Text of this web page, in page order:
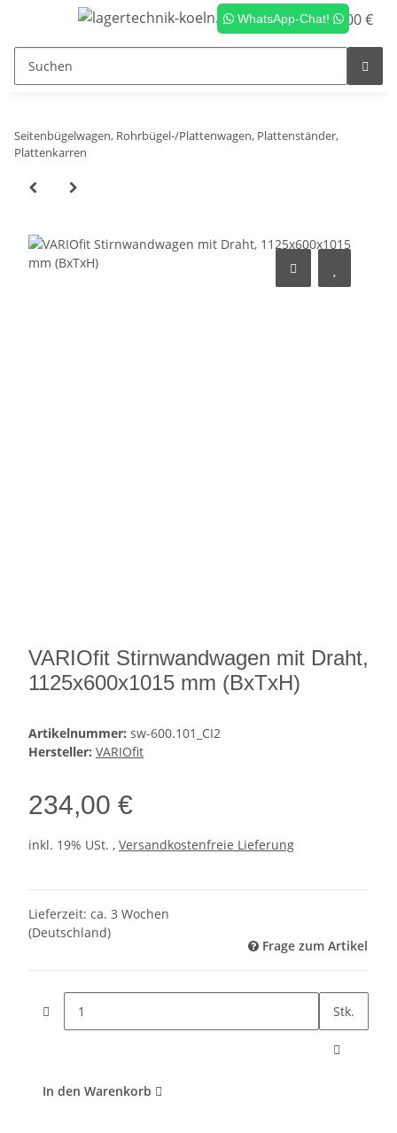
WhatsApp-Chat! 0,00 €
Seitenbügelwagen, Rohrbügel-/Plattenwagen, Plattenständer,
Plattenkarren
VARIOfit Stirnwandwagen mit Draht,
1125x600x1015 mm (BxTxH)
Artikelnummer: sw-600.101_CI2
Hersteller: VARIOfit
234,00 €
inkl. 19% USt. , Versandkostenfreie Lieferung
Lieferzeit: ca. 3 Wochen
(Deutschland)
Frage zum Artikel
Stk.
In den Warenkorb